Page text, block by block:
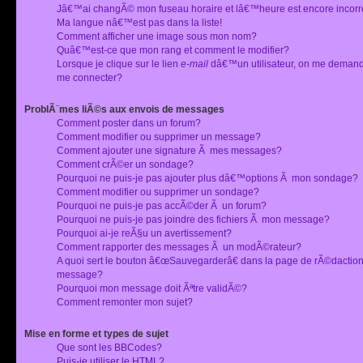
Jâ€™ai changÃ© mon fuseau horaire et lâ€™heure est encore
Ma langue nâ€™est pas dans la liste!
Comment afficher une image sous mon nom?
Quâ€™est-ce que mon rang et comment le modifier?
Lorsque je clique sur le lien e-mail dâ€™un utilisateur, on me
me connecter?
ProblÃ¨mes liÃ©s aux envois de messages
Comment poster dans un forum?
Comment modifier ou supprimer un message?
Comment ajouter une signature Ã mes messages?
Comment crÃ©er un sondage?
Pourquoi ne puis-je pas ajouter plus dâ€™options Ã mon sondage?
Comment modifier ou supprimer un sondage?
Pourquoi ne puis-je pas accÃ©der Ã un forum?
Pourquoi ne puis-je pas joindre des fichiers Ã mon message?
Pourquoi ai-je reÃ§u un avertissement?
Comment rapporter des messages Ã un modÃ©rateur?
A quoi sert le bouton â€œSauvegarderâ€ dans la page de
message?
Pourquoi mon message doit Ãªtre validÃ©?
Comment remonter mon sujet?
Mise en forme et types de sujet
Que sont les BBCodes?